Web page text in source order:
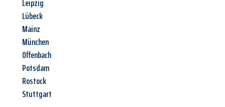
Leipzig
Lübeck
Mainz
München
Offenbach
Potsdam
Rostock
Stuttgart